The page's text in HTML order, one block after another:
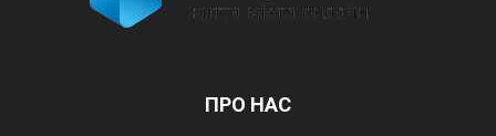
ПРО НАС